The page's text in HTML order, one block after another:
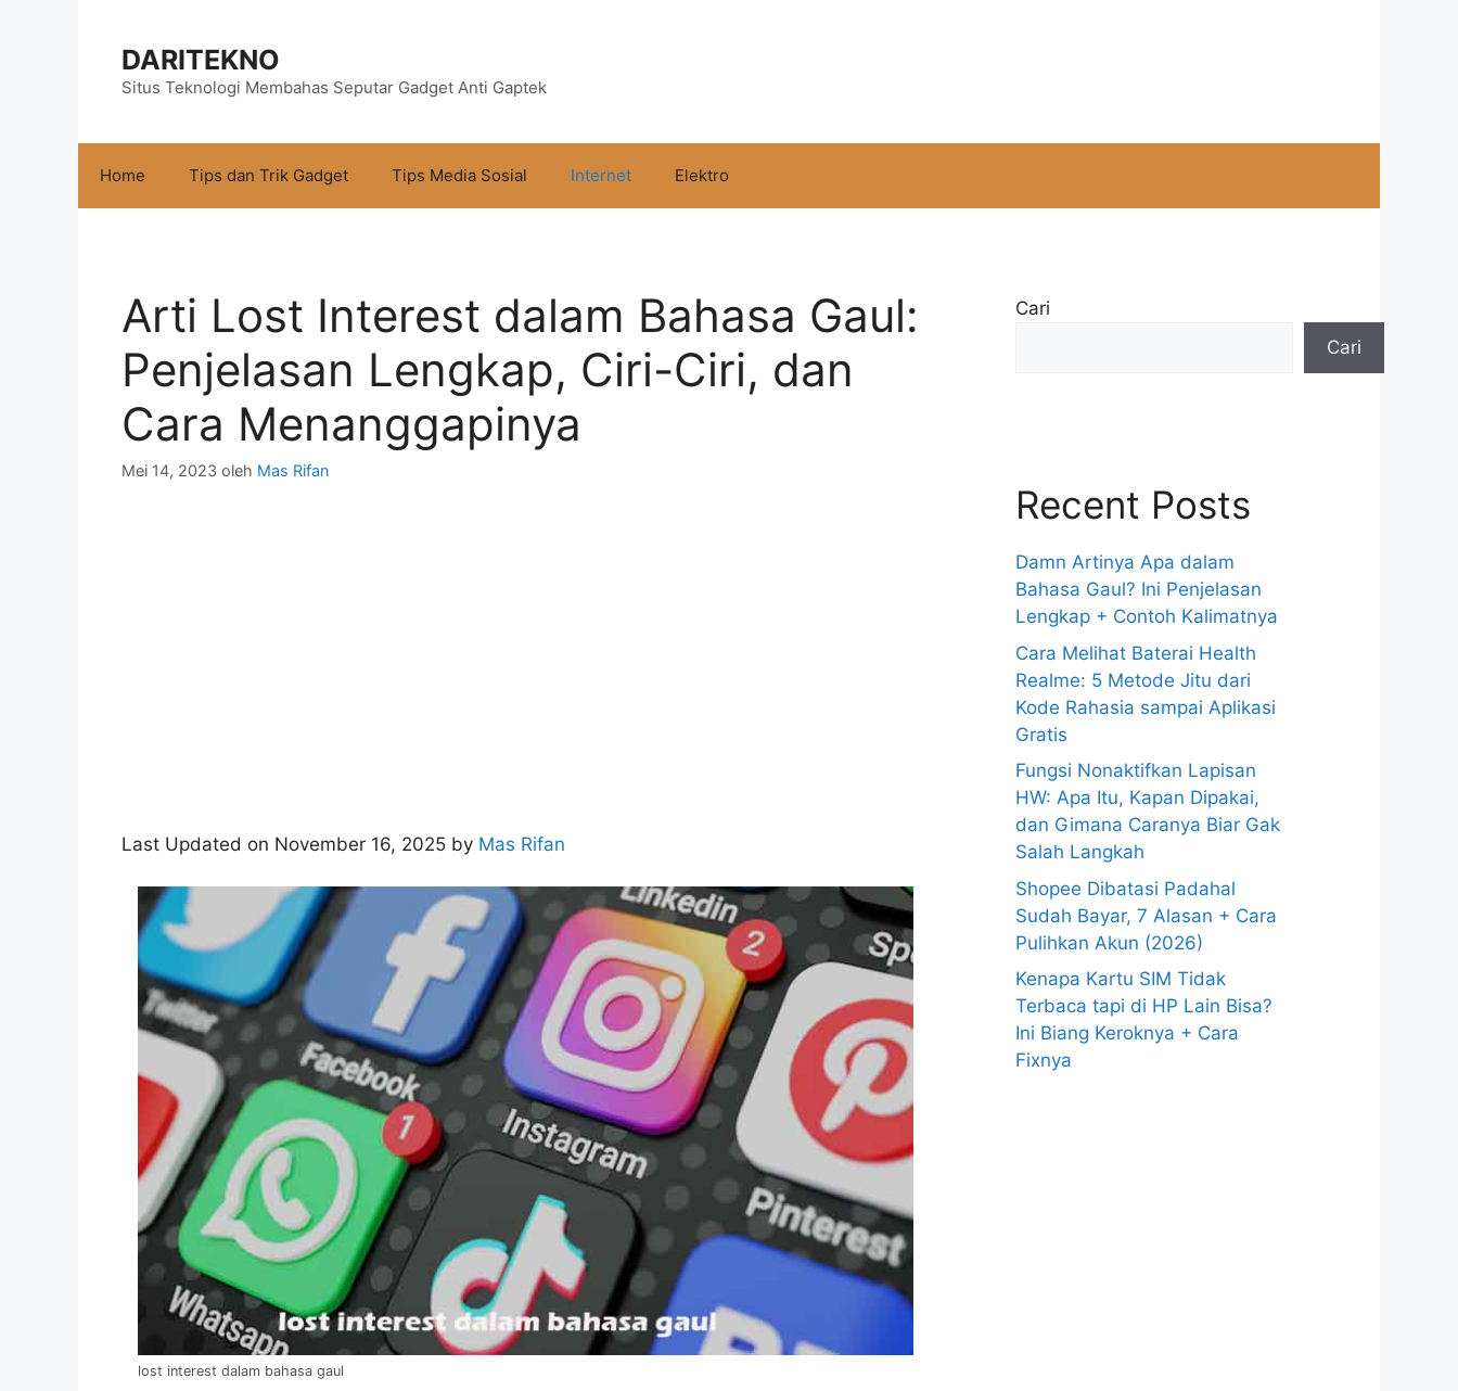
DARITEKNO
Situs Teknologi Membahas Seputar Gadget Anti Gaptek
Home Tips dan Trik Gadget Tips Media Sosial Internet Elektro
Arti Lost Interest dalam Bahasa Gaul:
Penjelasan Lengkap, Ciri-Ciri, dan
Cara Menanggapinya
Mei 14, 2023 oleh Mas Rifan
Last Updated on November 16, 2025 by Mas Rifan
lost interest dalam bahasa gaul
Cari
Cari
Recent Posts
Damn Artinya Apa dalam
Bahasa Gaul? Ini Penjelasan
Lengkap + Contoh Kalimatnya
Cara Melihat Baterai Health
Realme: 5 Metode Jitu dari
Kode Rahasia sampai Aplikasi
Gratis
Fungsi Nonaktifkan Lapisan
HW: Apa Itu, Kapan Dipakai,
dan Gimana Caranya Biar Gak
Salah Langkah
Shopee Dibatasi Padahal
Sudah Bayar, 7 Alasan + Cara
Pulihkan Akun (2026)
Kenapa Kartu SIM Tidak
Terbaca tapi di HP Lain Bisa?
Ini Biang Keroknya + Cara
Fixnya